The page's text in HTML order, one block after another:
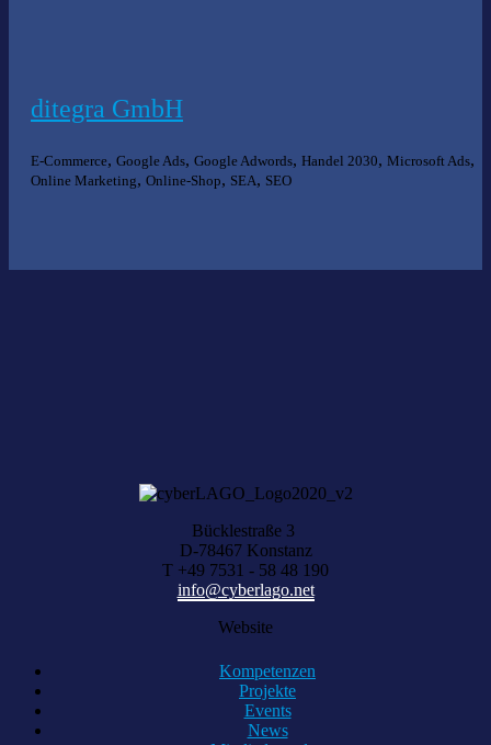
ditegra GmbH
E-Commerce, Google Ads, Google Adwords, Handel 2030, Microsoft Ads,
Online Marketing, Online-Shop, SEA, SEO
Bücklestraße 3
D-78467 Konstanz
T +49 7531 - 58 48 190
info@cyberlago.net
Website
Kompetenzen
Projekte
Events
News